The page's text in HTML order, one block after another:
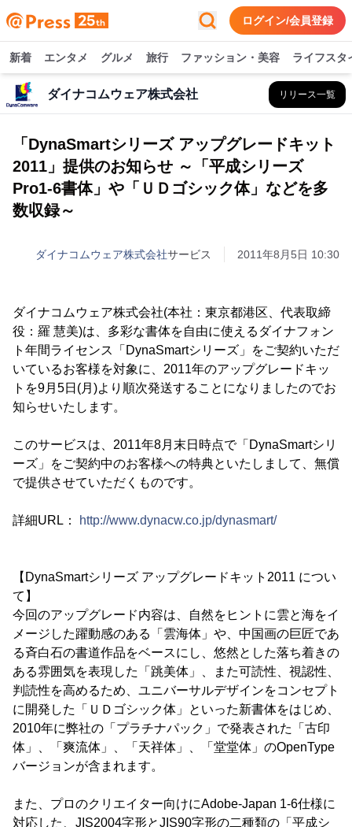
ログイン/会員登録
新着 エンタメ グルメ 旅行 ファッション・美容 ライフスタ
ダイナコムウェア株式会社 リリース一覧
「DynaSmartシリーズ アップグレードキット
2011」提供のお知らせ ～「平成シリーズ
Pro1-6書体」や「ＵＤゴシック体」などを多
数収録～
ダイナコムウェア株式会社サービス 2011年8月5日 10:30
ダイナコムウェア株式会社(本社：東京都港区、代表取締
役：羅 慧美)は、多彩な書体を自由に使えるダイナフォン
ト年間ライセンス「DynaSmartシリーズ」をご契約いただ
いているお客様を対象に、2011年のアップグレードキッ
トを9月5日(月)より順次発送することになりましたのでお
知らせいたします。
このサービスは、2011年8月末日時点で「DynaSmartシリ
ーズ」をご契約中のお客様への特典といたしまして、無償
で提供させていただくものです。
詳細URL： http://www.dynacw.co.jp/dynasmart/
【DynaSmartシリーズ アップグレードキット2011 につい
て】
今回のアップグレード内容は、自然をヒントに雲と海をイ
メージした躍動感のある「雲海体」や、中国画の巨匠であ
る斉白石の書道作品をベースにし、悠然とした落ち着きの
ある雰囲気を表現した「跳美体」、また可読性、視認性、
判読性を高めるため、ユニバーサルデザインをコンセプト
に開発した「ＵＤゴシック体」といった新書体をはじめ、
2010年に弊社の「プラチナパック」で発表された「古印
体」、「爽流体」、「天祥体」、「堂堂体」のOpenType
バージョンが含まれます。
また、プロのクリエイター向けにAdobe-Japan 1-6仕様に
対応した、JIS2004字形とJIS90字形の二種類の「平成シ